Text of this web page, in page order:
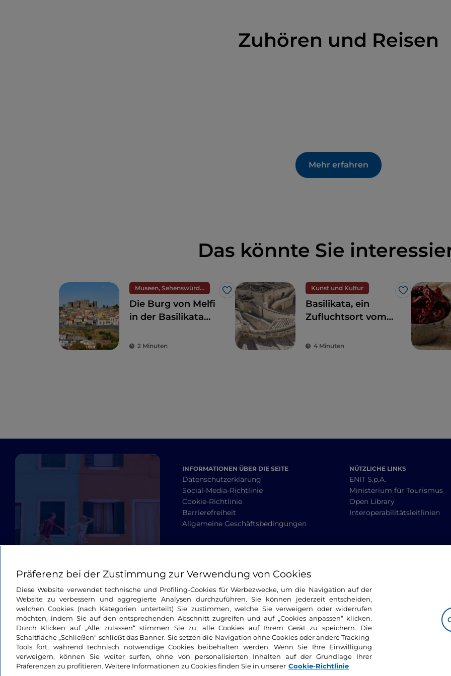
Zuhören und Reisen
Mehr erfahren
Das könnte Sie
Museen, Sehenswürdigkeiten und Denkmäler
Like
Die Burg von Melfi
in der Basilikata
ins Mittelalter
2 Minuten
Kunst und Kultur
Like
Basilikata, ein
Zufluchtsort vom
Wiederentdeckung
4 Minuten
INFORMATIONEN ÜBER DIE SEITE
Datenschutzerklärung
Social-Media-Richtlinie
Cookie-Richtlinie
Barrierefreiheit
Allgemeine Geschäftsbedingungen
NÜTZLICHE LINKS
ENIT S.p.A.
Ministerium für Tourismus
Open Library
Interoperabilitätsleitlinien
Präferenz bei der Zustimmung zur Verwendung von Cookies
Diese Website verwendet technische und Profiling-Cookies für Werbezwecke, um die Navigation auf der
Website zu verbessern und aggregierte Analysen durchzuführen. Sie können jederzeit entscheiden,
welchen Cookies (nach Kategorien unterteilt) Sie zustimmen, welche Sie verweigern oder widerrufen
möchten, indem Sie auf den entsprechenden Abschnitt zugreifen und auf „Cookies anpassen“ klicken.
Durch Klicken auf „Alle zulassen“ stimmen Sie zu, alle Cookies auf Ihrem Gerät zu speichern. Die
Schaltfläche „Schließen“ schließt das Banner. Sie setzen die Navigation ohne Cookies oder andere Tracking-
Tools fort, während technisch notwendige Cookies beibehalten werden. Wenn Sie Ihre Einwilligung
verweigern, können Sie weiter surfen, ohne von personalisierten Inhalten auf der Grundlage Ihrer
Präferenzen zu profitieren. Weitere Informationen zu Cookies finden Sie in unserer Cookie-Richtlinie